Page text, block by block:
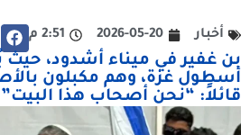
أخبار 2026-05-20 2:51 م
بن غفير في ميناء أشدود،
أسطول غزة، وهم مكبلون
قائلاً: “نحن أصحاب هذا البيت”